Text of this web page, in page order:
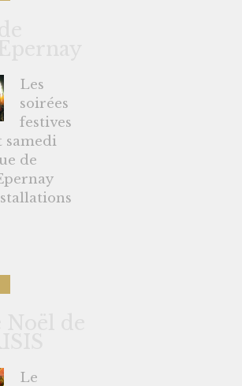
Les
soirées
festives
samedi
de
Le